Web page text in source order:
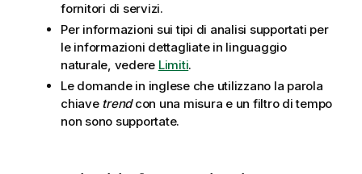
fornitori di servizi.
Per informazioni sui tipi di analisi supportati per
le informazioni dettagliate in linguaggio
naturale, vedere Limiti.
Le domande in inglese che utilizzano la parola
chiave trendcon una misura e un filtro di tempo
non sono supportate.